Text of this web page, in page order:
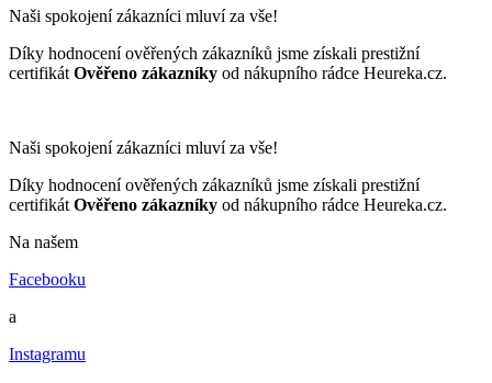
Naši spokojení zákazníci mluví za vše!
Díky hodnocení ověřených zákazníků jsme získali prestižní
certifikát Ověřeno zákazníky od nákupního rádce Heureka.cz.
Naši spokojení zákazníci mluví za vše!
Díky hodnocení ověřených zákazníků jsme získali prestižní
certifikát Ověřeno zákazníky od nákupního rádce Heureka.cz.
Na našem
Facebooku
a
Instagramu